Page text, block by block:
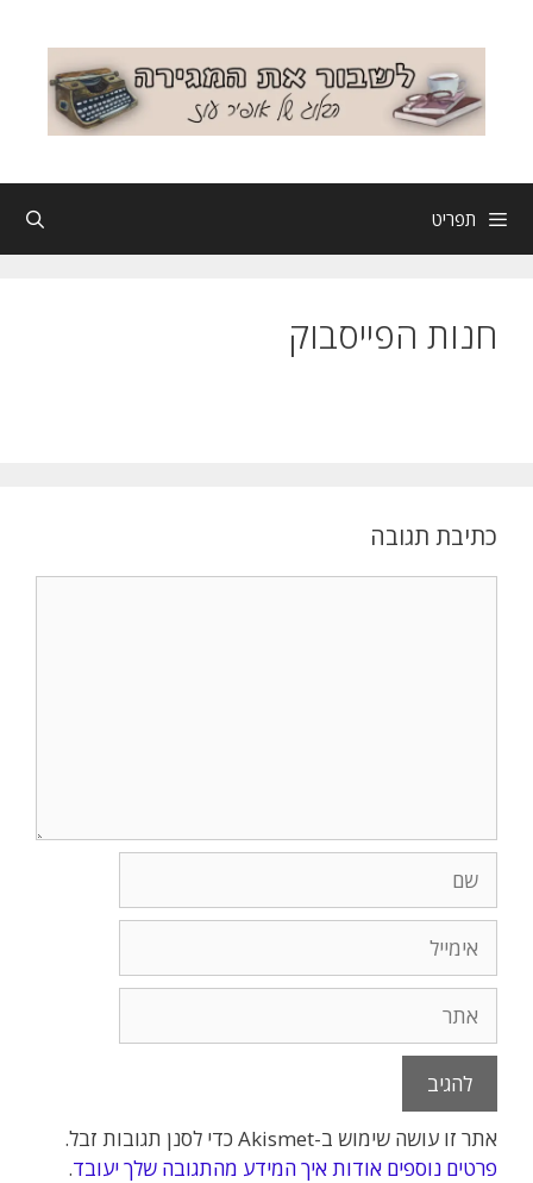
תפריט
חנות הפייסבוק
כתיבת תגובה
אתר זו עושה שימוש ב-Akismet כדי לסנן תגובות זבל.
פרטים נוספים אודות איך המידע מהתגובה שלך יעובד.